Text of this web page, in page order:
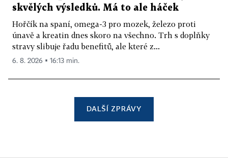
skvělých výsledků. Má to ale háček
Hořčík na spaní, omega-3 pro mozek, železo proti
únavě a kreatin dnes skoro na všechno. Trh s doplňky
stravy slibuje řadu benefitů, ale které z...
6. 8. 2026 ▪ 16:13 min.
DALŠÍ ZPRÁVY